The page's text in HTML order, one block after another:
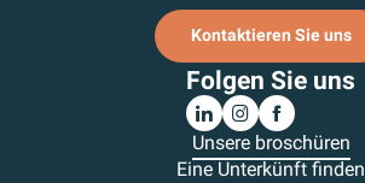
Kontaktieren Sie uns
Folgen Sie uns
Unsere broschüren
Eine Unterkünft finden